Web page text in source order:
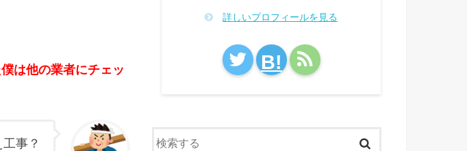
は他の業者にチェッ
事？
詳しいプロフィールを見る
B!